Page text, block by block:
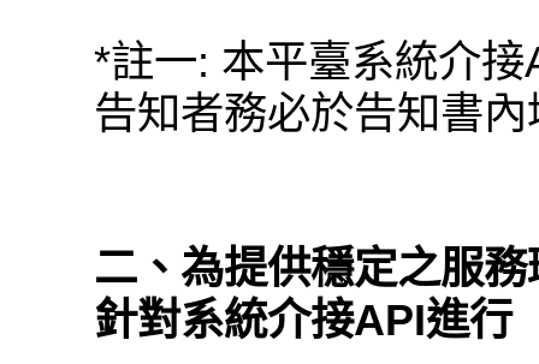
*註一: 本平臺系統介
告知者務必於告知書
二、為提供穩定之服
針對系統介接API進行